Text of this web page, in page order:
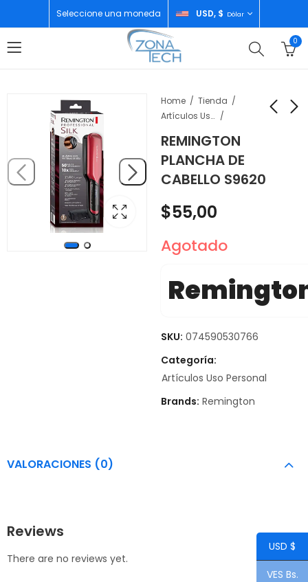
Seleccione una moneda USD, $ Dólar
0
Home
Tienda
Artículos Uso Personal
REMINGTON
PLANCHA DE
CABELLO S9620
CORTADORA PER
$15,00
46MM SPACE GRAY
MEV04LW/A 2025
$423,00
$55,00
Agotado
SKU: 074590530766
Categoría:
Artículos Uso Personal
Brands: Remington
VALORACIONES (0)
Reviews
There are no reviews yet.
USD $
VES Bs.